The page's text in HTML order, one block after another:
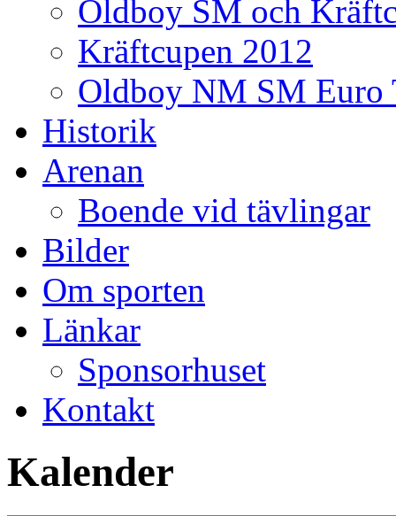
Oldboy SM och
Kräftcupen 2012
Oldboy NM SM Euro
Historik
Arenan
Boende vid tävlingar
Bilder
Om sporten
Länkar
Sponsorhuset
Kontakt
Kalender